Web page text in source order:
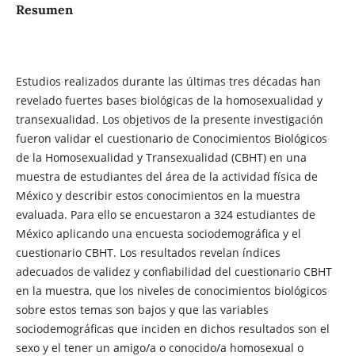
Resumen
Estudios realizados durante las últimas tres décadas han
revelado fuertes bases biológicas de la homosexualidad y
transexualidad. Los objetivos de la presente investigación
fueron validar el cuestionario de Conocimientos Biológicos
de la Homosexualidad y Transexualidad (CBHT) en una
muestra de estudiantes del área de la actividad física de
México y describir estos conocimientos en la muestra
evaluada. Para ello se encuestaron a 324 estudiantes de
México aplicando una encuesta sociodemográfica y el
cuestionario CBHT. Los resultados revelan índices
adecuados de validez y confiabilidad del cuestionario CBHT
en la muestra, que los niveles de conocimientos biológicos
sobre estos temas son bajos y que las variables
sociodemográficas que inciden en dichos resultados son el
sexo y el tener un amigo/a o conocido/a homosexual o